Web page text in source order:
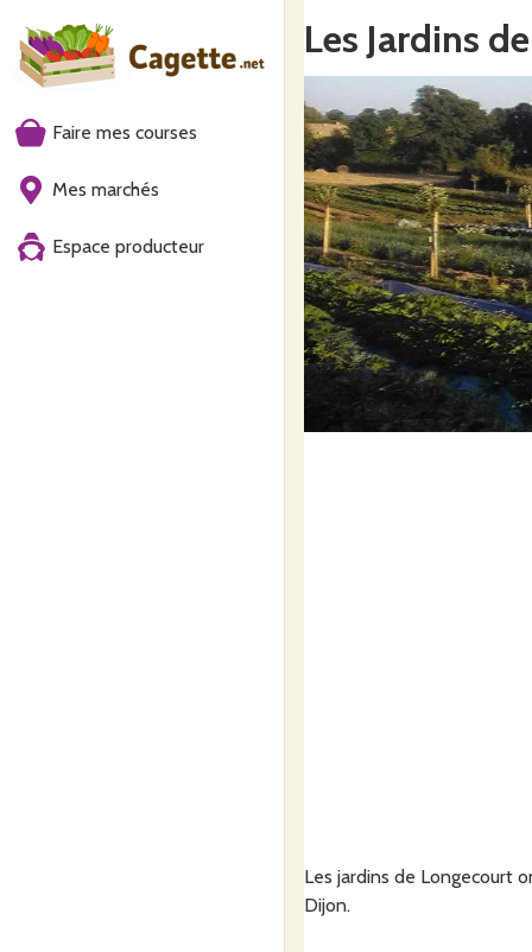
Faire mes courses
Mes marchés
Espace producteur
Les Jardins
Les jardins de Longecourt
Dijon.